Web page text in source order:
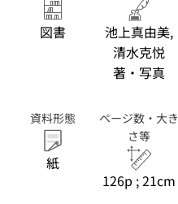
図書
池上真由美,
清水克悦
著・写真
資料形態
紙
ページ数・大き
さ等
126p ; 21cm